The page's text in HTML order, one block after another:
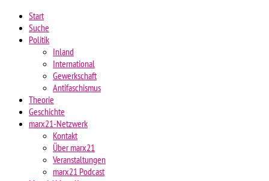
Start
Suche
Politik
Inland
International
Gewerkschaft
Antifaschismus
Theorie
Geschichte
marx21-Netzwerk
Kontakt
Über marx21
Veranstaltungen
marx21 Podcast